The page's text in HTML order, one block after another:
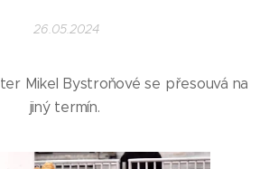
26.05.2024
Mikel Bystroňové se přesouvá na
jiný termín.